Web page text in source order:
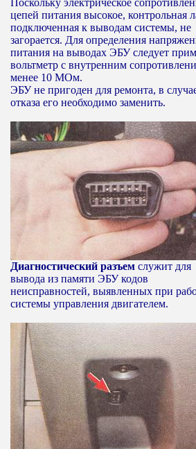
цепей питания высокое, контрольная
подключенная к выводам системы, не
загорается. Для определения
питания на выводах ЭБУ следует
вольтметр с внутренним
менее 10 МОм.
ЭБУ не пригоден для ремонта, в
отказа его необходимо заменить.
Диагностический разъем служит для
вывода из памяти ЭБУ кодов
неисправностей, выявленных при
системы управления двигателем.